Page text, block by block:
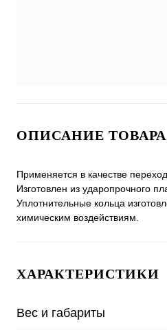
ОПИСАНИЕ ТОВАРА
Применяется в качестве
Изготовлен из ударопрочного
Уплотнительные кольца
химическим воздействиям.
ХАРАКТЕРИСТИКИ
Вес и габариты